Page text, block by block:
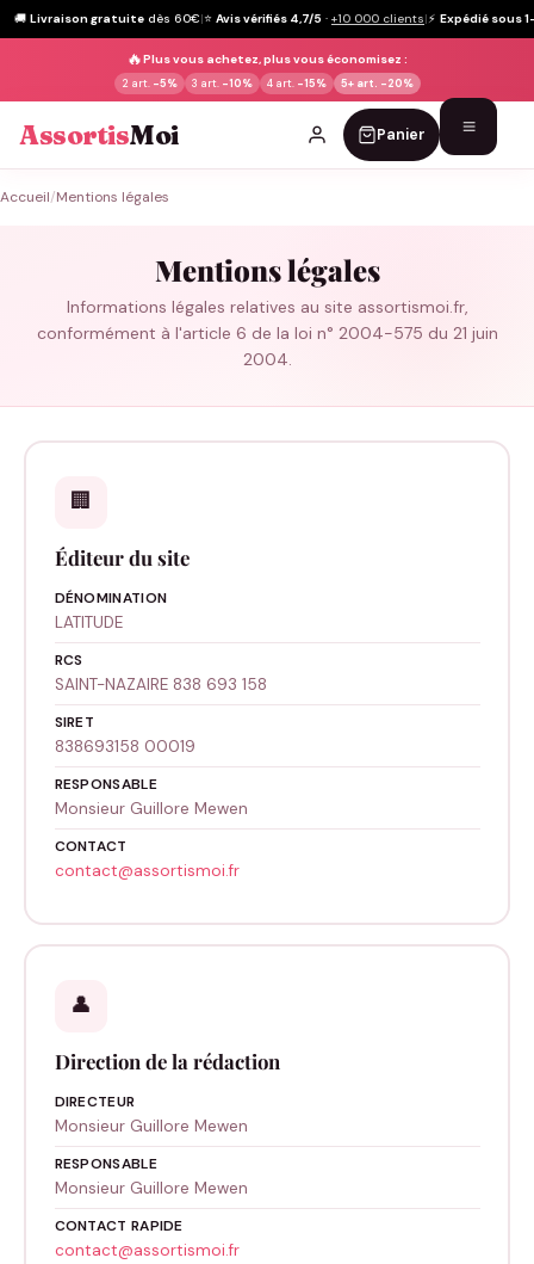
🚚 Livraison gratuite dès 60€|⭐ Avis vérifiés 4,7/5 · +10 000 clients|⚡ Expédié sous
🔥Plus vous achetez, plus vous économisez :
2 art. -5% 3 art. -10% 4 art. -15% 5+ art. -20%
AssortisMoi Panier
Accueil/Mentions légales
Mentions légales
Informations légales relatives au site assortismoi.fr,
conformément à l'article 6 de la loi n° 2004-575 du 21 juin
2004.
🏢
Éditeur du site
DÉNOMINATION
LATITUDE
RCS
SAINT-NAZAIRE 838 693 158
SIRET
838693158 00019
RESPONSABLE
Monsieur Guillore Mewen
CONTACT
contact@assortismoi.fr
👤
Direction de la rédaction
DIRECTEUR
Monsieur Guillore Mewen
RESPONSABLE
Monsieur Guillore Mewen
CONTACT RAPIDE
contact@assortismoi.fr